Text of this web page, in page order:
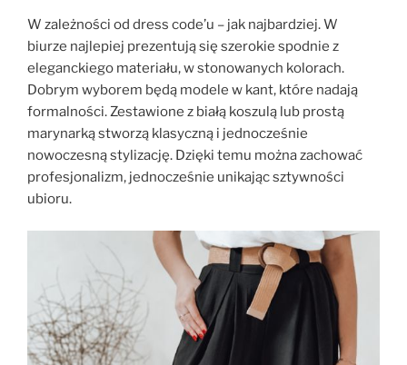
W zależności od dress code’u – jak najbardziej. W
biurze najlepiej prezentują się szerokie spodnie z
eleganckiego materiału, w stonowanych kolorach.
Dobrym wyborem będą modele w kant, które nadają
formalności. Zestawione z białą koszulą lub prostą
marynarką stworzą klasyczną i jednocześnie
nowoczesną stylizację. Dzięki temu można zachować
profesjonalizm, jednocześnie unikając sztywności
ubioru.